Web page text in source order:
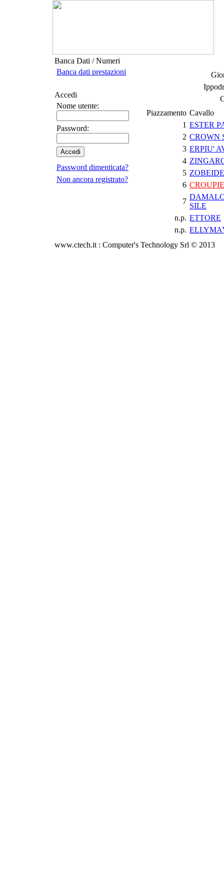
Banca Dati / Numeri
Banca dati prestazioni
Accedi
Nome utente:
Password:
Password dimenticata?
Non ancora registrato?
Piazzamento Cavallo
1 ESTER
2 CROWN
3 ERPIU'
4
5
6
7
SILE
n.p. ETTORE
n.p.
www.ctech.it : Computer's Technology Srl © 2013